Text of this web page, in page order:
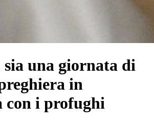
una giornata di
in
con i profughi